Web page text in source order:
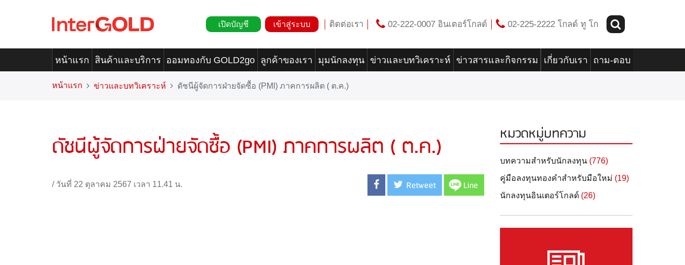
เปิดบัญชี เข้าสู่ระบบ ติดต่อเรา 02-222-0007 อินเตอร์โกลด์ 02-225-2222 โกลด์ ทู โก
หน้าแรก สินค้าและบริการ ออมทองกับ GOLD2go ลูกค้าของเรา มุมนักลงทุน ข่าวและบทวิเคราะห์ ข่าวสารและกิจกรรม เกี่ยวกับเรา ถาม-ตอบ
หน้าแรก ข่าวและบทวิเคราะห์ ดัชนีผู้จัดการฝ่ายจัดซื้อ (PMI) ภาคการผลิต ( ต.ค.)
ดัชนีผู้จัดการฝ่ายจัดซื้อ (PMI) ภาคการผลิต ( ต.ค.)
/ วันที่ 22 ตุลาคม 2567 เวลา 11.41 น. Retweet Line
หมวดหมู่บทความ
บทความสำหรับนักลงทุน (776)
คู่มือลงทุนทองคำสำหรับมือใหม่ (19)
นักลงทุนอินเตอร์โกลด์ (26)